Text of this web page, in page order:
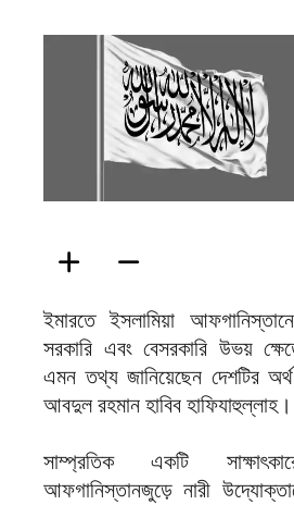
ইমারতে ইসলামিয়া
সরকারি এবং বেসরকারি উভয়
এমন তথ্য জানিয়েছেন দেশটির অর্থ
আবদুল রহমান হাবিব হাফিযাহুল্লাহ।
সাম্প্রতিক একটি
আফগানিস্তানজুড়ে নারী